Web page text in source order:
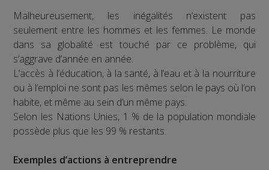
Malheureusement, les inégalités n’existent pas
seulement entre les hommes et les femmes. Le monde
dans sa globalité est touché par ce problème, qui
s’aggrave d’année en année.
L’accès à l’éducation, à la santé, à l’eau et à la nourriture
ou à l’emploi ne sont pas les mêmes selon le pays où l’on
habite, et même au sein d’un même pays.
Selon les Nations Unies, 1 % de la population mondiale
possède plus que les 99 % restants.
Exemples d’actions à entreprendre